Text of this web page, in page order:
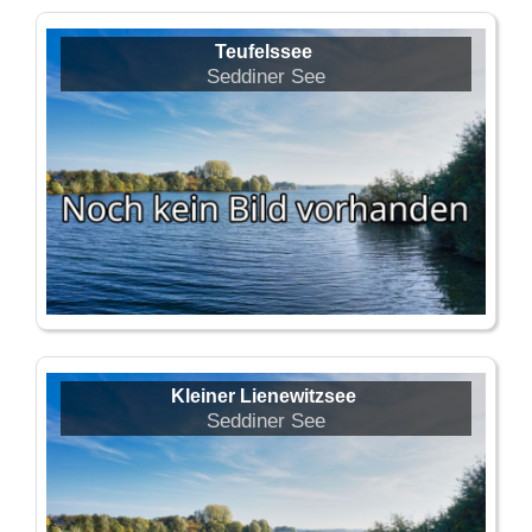
Teufelssee
Seddiner See
Kleiner Lienewitzsee
Seddiner See